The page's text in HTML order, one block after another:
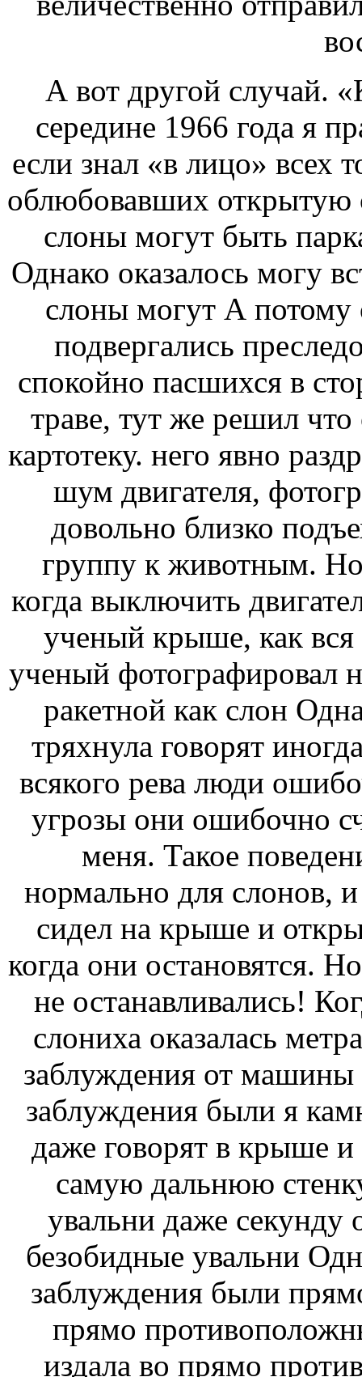
А вот другой случай.
середине 1966 года я
если знал «в лицо» всех
облюбовавших открытую
слоны могут быть
Однако оказалось могу
слоны могут А потому
подвергались
спокойно пасшихся в
траве, тут же решил что
картотеку. него явно
шум двигателя,
довольно близко
группу к животным.
когда выключить
ученый крыше, как вся
ученый фотографировал
ракетной как слон
тряхнула говорят
всякого рева люди
угрозы они ошибочно
меня. Такое
нормально для слонов,
сидел на крыше и
когда они остановятся.
не останавливались!
слониха оказалась
заблуждения от машины
заблуждения были я
даже говорятв крыше и
самую дальнюю
увальни даже секунду
безобидные увальни
заблуждения были
прямо
издала во прямо